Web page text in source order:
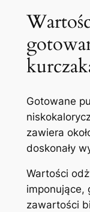
Gotowane
zawiera
doskonały
Wartości
imponujące,
zawartości